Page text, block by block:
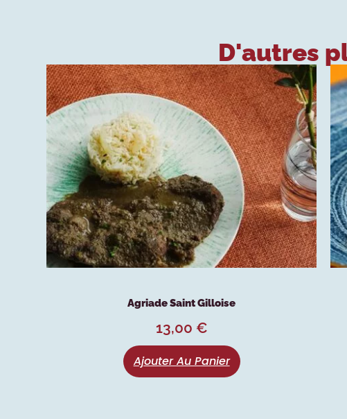
D'autres
Agriade Saint Gilloise
13,00 €
Ajouter Au Panier